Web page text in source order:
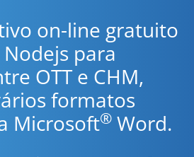
on-line gratuito
para
OTT e CHM,
formatos
Microsoft® Word.